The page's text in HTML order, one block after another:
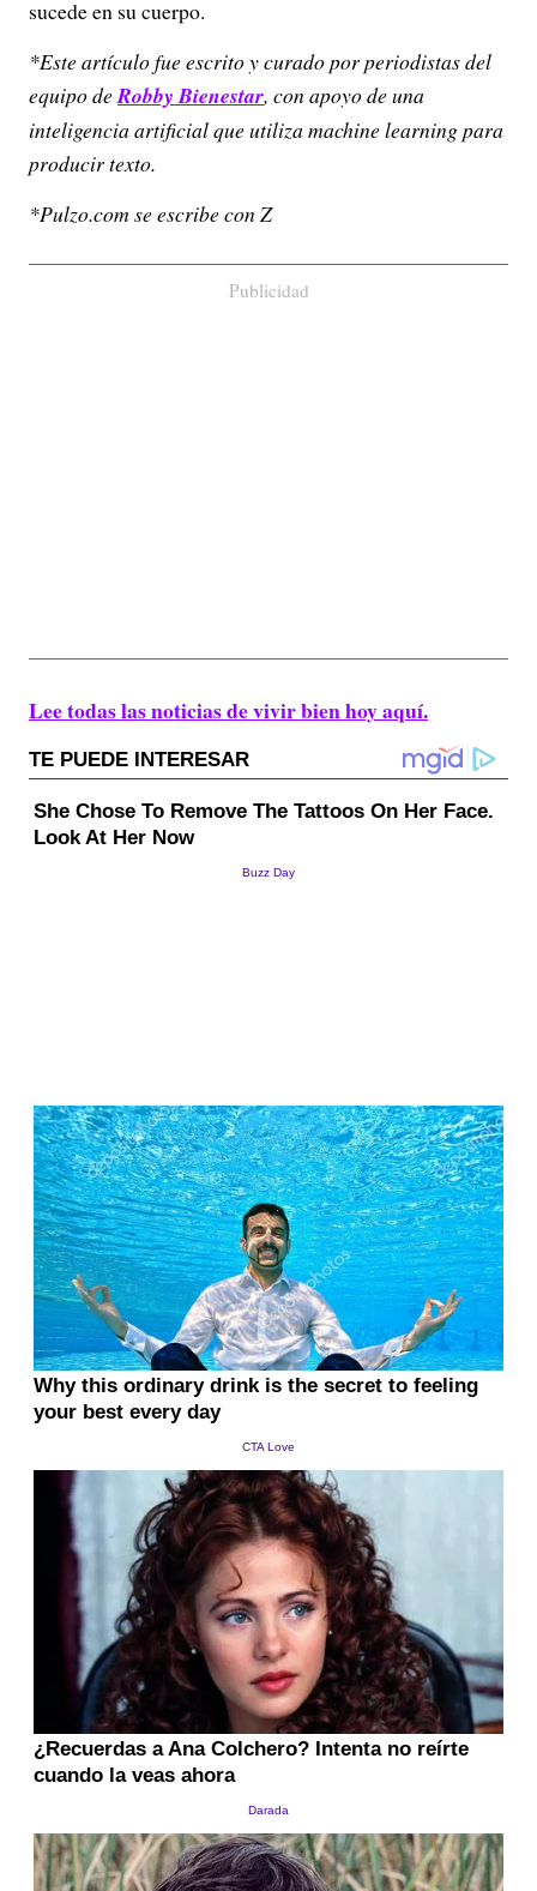
sucede en su cuerpo.
*Este artículo fue escrito y curado por periodistas del
equipo deRobby Bienestar, con apoyo de una
inteligencia artificial que utiliza machine learning para
producir texto.
*Pulzo.com se escribe con Z
Publicidad
Lee todas las noticias de vivir bien hoy aquí.